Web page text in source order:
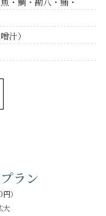
汁）
ラン
）
大